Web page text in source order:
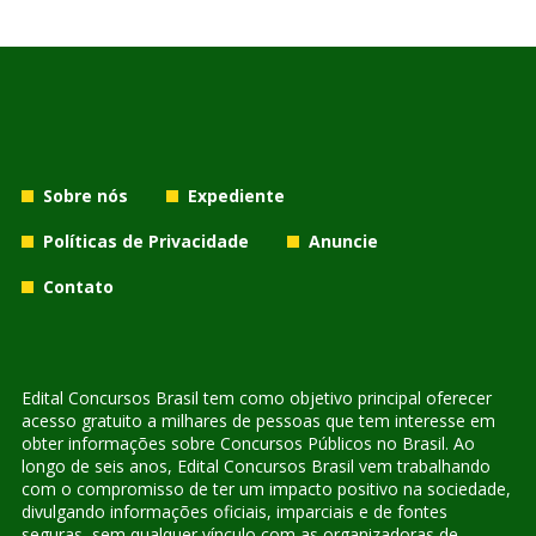
Sobre nós
Expediente
Políticas de Privacidade
Anuncie
Contato
Edital Concursos Brasil tem como objetivo principal oferecer
acesso gratuito a milhares de pessoas que tem interesse em
obter informações sobre Concursos Públicos no Brasil. Ao
longo de seis anos, Edital Concursos Brasil vem trabalhando
com o compromisso de ter um impacto positivo na sociedade,
divulgando informações oficiais, imparciais e de fontes